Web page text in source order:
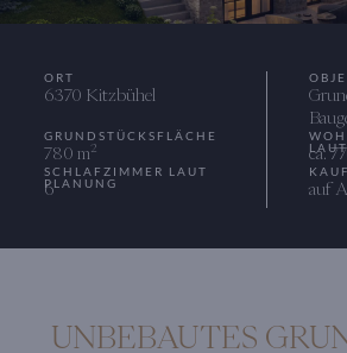
ORT
6370 Kitzbühel
GRUNDSTÜCKSFLÄCHE
780 m 2 ca.
SCHLAFZIMMER LAUT
PLANUNG
6 auf
UNBEBAUTES